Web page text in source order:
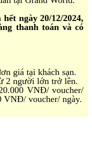
ngày 20/12/2024,
thanh toán và có
giá tại khách sạn.
2 người lớn trở lên.
VNĐ/ voucher/
VNĐ/ voucher/ ngày.